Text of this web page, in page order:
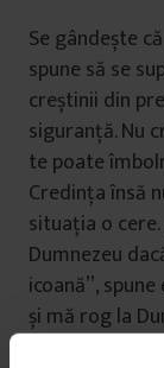
Se gândește
spune să se
creștinii din
siguranță. Nu
te poate
Credința însă
situația o
Dumnezeu
icoană”,
și mă rog la
doctor, tot